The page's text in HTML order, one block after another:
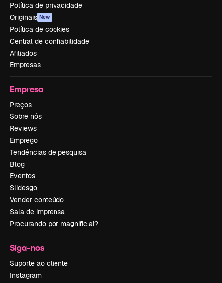
Política de privacidade
Originais New
Política de cookies
Central de confiabilidade
Afiliados
Empresas
Empresa
Preços
Sobre nós
Reviews
Emprego
Tendências de pesquisa
Blog
Eventos
Slidesgo
Vender conteúdo
Sala de imprensa
Procurando por magnific.ai?
Siga-nos
Suporte ao cliente
Instagram